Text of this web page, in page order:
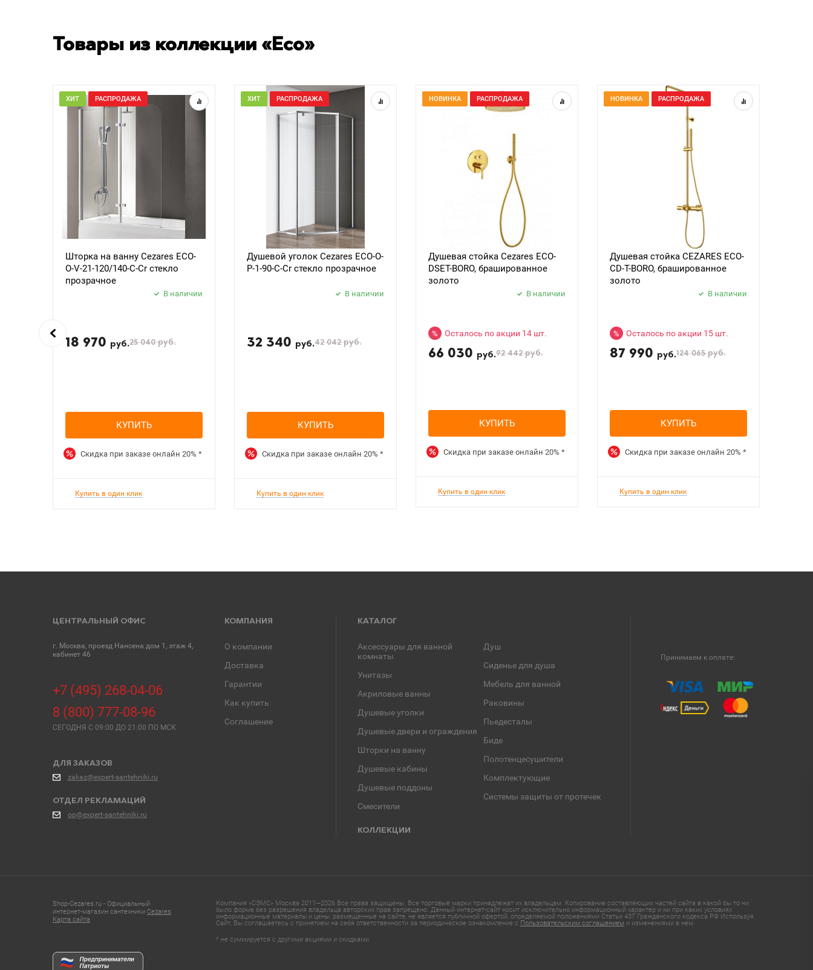
Товары из коллекции «Eco»
ХИТ РАСПРОДАЖА
Шторка на ванну Cezares ECO-
O-V-21-120/140-C-Cr стекло
прозрачное
В наличии
18 970 руб.25 040руб.
КУПИТЬ
Скидка при заказе онлайн 20% *
Купить в один клик
ХИТ РАСПРОДАЖА
Душевой уголок Cezares ECO-O-
P-1-90-C-Cr стекло прозрачное
В наличии
32 340 руб.42 042руб.
КУПИТЬ
Скидка при заказе онлайн 20% *
Купить в один клик
НОВИНКА РАСПРОДАЖА
Душевая стойка Cezares ECO-
DSET-BORO, брашированное
золото
В наличии
% Осталось по акции 14 шт.
66 030 руб.92 442руб.
КУПИТЬ
Скидка при заказе онлайн 20% *
Купить в один клик
НОВИНКА РАСПРОДАЖА
Душевая стойка CEZARES ECO-
CD-T-BORO, брашированное
золото
В наличии
% Осталось по акции 15 шт.
87 990 руб.124 065руб.
КУПИТЬ
Скидка при заказе онлайн 20% *
Купить в один клик
ЦЕНТРАЛЬНЫЙ ОФИС
г. Москва, проезд Нансена дом 1, этаж 4,
кабинет 46
+7 (495) 268-04-06
8 (800) 777-08-96
СЕГОДНЯ C 09:00 ДО 21:00 ПО МСК
ДЛЯ ЗАКАЗОВ
zakaz@expert-santehniki.ru
ОТДЕЛ РЕКЛАМАЦИЙ
op@expert-santehniki.ru
КОМПАНИЯ
О компании
Доставка
Гарантии
Как купить
Соглашение
КАТАЛОГ
Аксессуары для ванной
комнаты
Унитазы
Акриловые ванны
Душевые уголки
Душевые двери и ограждения
Шторки на ванну
Душевые кабины
Душевые поддоны
Смесители
Душ
Сиденье для душа
Мебель для ванной
Раковины
Пьедесталы
Биде
Полотенцесушители
Комплектующие
Системы защиты от протечек
КОЛЛЕКЦИИ
Принимаем к оплате:
Shop-Cezares.ru - Официальный
интернет-магазин сантехники Cezares
Карта сайта
Компания «СЭМС» Москва 2011—2026 Все права защищены. Все торговые марки принадлежат их владельцам. Копирование составляющих частей сайта в какой бы то ни
было форме без разрешения владельца авторских прав запрещено. Данный интернет-сайт носит исключительно информационный характер и ни при каких условиях
информационные материалы и цены, размещенные на сайте, не является публичной офертой, определяемой положениями Статьи 437 Гражданского кодекса РФ Используя
Сайт, Вы соглашаетесь с принятием на себя ответственности за периодическое ознакомление с Пользовательским соглашением и изменениями в нем.
* не суммируется с другими акциями и скидками